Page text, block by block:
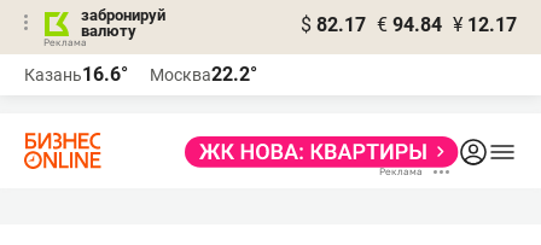
забронируй
валюту
$ 82.17 € 94.84 ¥ 12.17
Казань16.6° Москва22.2°